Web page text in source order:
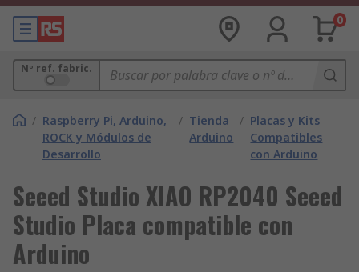
0
Nº ref. fabric.
/ Raspberry Pi, Arduino,
ROCK y Módulos de
Desarrollo
/ Tienda
Arduino
/ Placas y Kits
Compatibles
con Arduino
Seeed Studio XIAO RP2040 Seeed
Studio Placa compatible con
Arduino